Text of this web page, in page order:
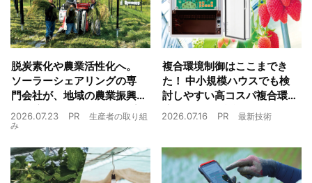
脱炭素化や農業活性化へ。
ソーラーシェアリングの専
門会社が、地域の農業振興
や経済循環をワンストップ
でサポート
2026.07.23 PR
生産者の取り組
み
複合環境制御はここまでき
た！ 中小規模ハウスでも検
討しやすい高コスパ複合環
境制御装置が誕生
2026.07.16 PR 最新技術